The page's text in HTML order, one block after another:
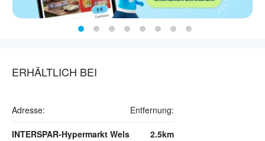
ERHÄLTLICH BEI
Adresse: Entfernung:
INTERSPAR-Hypermarkt Wels 2.5km